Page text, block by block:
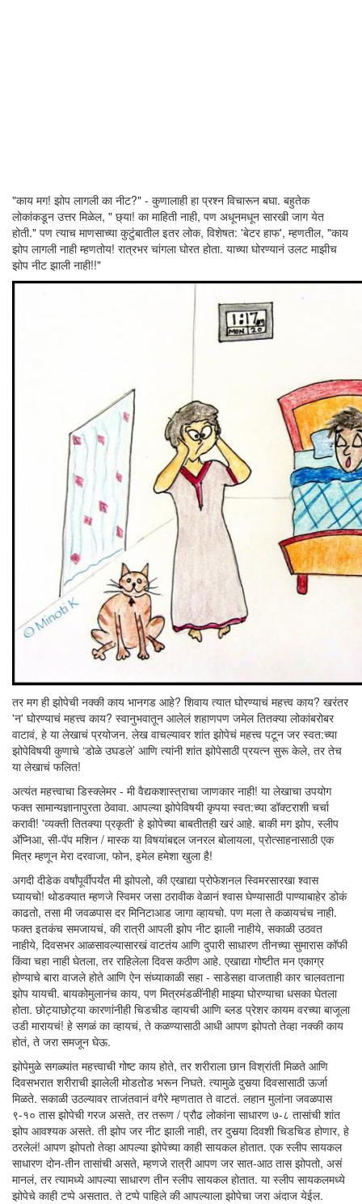
"काय मग! झोप लागली का नीट?" - कुणालाही हा प्रश्न विचारून बघा. बहुतेक
लोकांकडून उत्तर मिळेल, " छ्या! का माहिती नाही, पण अधूनमधून सारखी जाग येत
होती." पण त्याच माणसाच्या कुटुंबातील इतर लोक, विशेषत: 'बेटर हाफ', म्हणतील, "काय
झोप लागली नाही म्हणतोय! रात्रभर चांगला घोरत होता. याच्या घोरण्यानं उलट माझीच
झोप नीट झाली नाही!!"
तर मग ही झोपेची नक्की काय भानगड आहे? शिवाय त्यात घोरण्याचं महत्त्व काय? खरंतर
'न' घोरण्याचं महत्त्व काय? स्वानुभवातून आलेलं शहाणपण जमेल तितक्या लोकांबरोबर
वाटावं, हे या लेखाचं प्रयोजन. लेख वाचल्यावर शांत झोपेचं महत्त्व पटून जर स्वत:च्या
झोपेविषयी कुणाचे ‘डोळे उघडले’ आणि त्यांनी शांत झोपेसाठी प्रयत्न सुरू केले, तर तेच
या लेखाचं फलित!
अत्यंत महत्त्वाचा डिस्क्लेमर - मी वैद्यकशास्त्राचा जाणकार नाही! या लेखाचा उपयोग
फक्त सामान्यज्ञानापुरता ठेवावा. आपल्या झोपेविषयी कृपया स्वत:च्या डॉक्टराशी चर्चा
करावी! 'व्यक्ती तितक्या प्रकृती' हे झोपेच्या बाबतीतही खरं आहे. बाकी मग झोप, स्लीप
अ‍ॅप्निआ, सी-पॅप मशिन / मास्क या विषयांबद्दल जनरल बोलायला, प्रोत्साहनासाठी एक
मित्र म्हणून मेरा दरवाजा, फोन, इमेल हमेशा खुला है!
अगदी दीडेक वर्षांपूर्वीपर्यंत मी झोपलो, की एखाद्या प्रोफेशनल स्विमरसारखा श्वास
घ्यायचो! थोडक्यात म्हणजे स्विमर जसा ठरावीक वेळानं श्वास घेण्यासाठी पाण्याबाहेर डोकं
काढतो, तसा मी जवळपास दर मिनिटाआड जागा व्हायचो. पण मला ते कळायचंच नाही.
फक्त इतकंच समजायचं, की रात्री आपली झोप नीट झाली नाहीये, सकाळी उठवत
नाहीये, दिवसभर आळसावल्यासारखं वाटतंय आणि दुपारी साधारण तीनच्या सुमारास कॉफी
किंवा चहा नाही घेतला, तर राहिलेला दिवस कठीण आहे. एखाद्या गोष्टीत मन एकाग्र
होण्याचे बारा वाजले होते आणि ऐन संध्याकाळी सहा - साडेसहा वाजताही कार चालवताना
झोप यायची. बायकोमुलानंच काय, पण मित्रमंडळींनीही माझ्या घोरण्याचा धसका घेतला
होता. छोट्याछोट्या कारणांनीही चिडचीड व्हायची आणि ब्लड प्रेशर कायम वरच्या बाजूला
उडी मारायचं! हे सगळं का व्हायचं, ते कळण्यासाठी आधी आपण झोपतो तेव्हा नक्की काय
होतं, ते जरा समजून घेऊ.
झोपेमुळे सगळ्यांत महत्त्वाची गोष्ट काय होते, तर शरीराला छान विश्रांती मिळते आणि
दिवसभरात शरीराची झालेली मोडतोड भरून निघते. त्यामुळे दुसर्‍या दिवसासाठी ऊर्जा
मिळते. सकाळी उठल्यावर ताजंतवानं वगैरे म्हणतात ते वाटतं. लहान मुलांना जवळपास
९-१० तास झोपेची गरज असते, तर तरूण / प्रौढ लोकांना साधारण ७-८ तासांची शांत
झोप आवश्यक असते. ती झोप जर नीट झाली नाही, तर दुसर्‍या दिवशी चिडचिड होणार, हे
ठरलेलं! आपण झोपतो तेव्हा आपल्या झोपेच्या काही सायकल होतात. एक स्लीप सायकल
साधारण दोन-तीन तासांची असते, म्हणजे रात्री आपण जर सात-आठ तास झोपतो, असं
मानलं, तर त्यामध्ये आपल्या साधारण तीन स्लीप सायकल होतात. या स्लीप सायकलमध्ये
झोपेचे काही टप्पे असतात. ते टप्पे पाहिले की आपल्याला झोपेचा जरा अंदाज येईल.